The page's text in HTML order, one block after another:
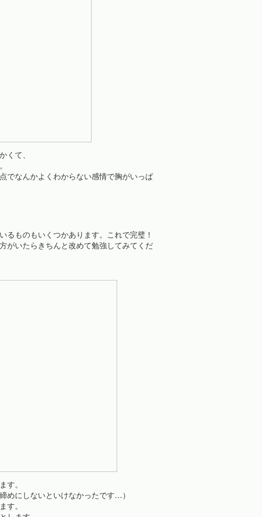
くて、
でなんかよくわからない感情で胸がいっぱ
ものもいくつかあります。これで完璧！
がいたらきちんと改めて勉強してみてくだ
す。
めにしないといけなかったです…）
す。